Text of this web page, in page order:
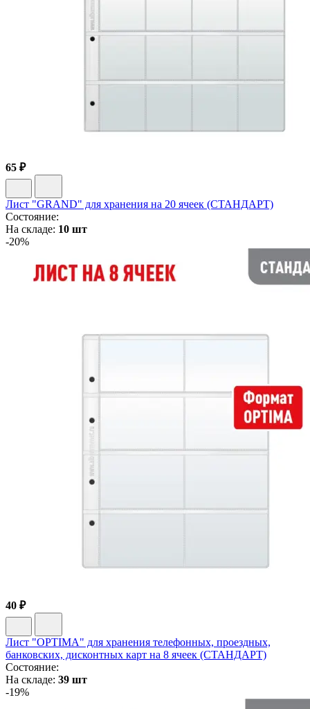
65 ₽
Лист "GRAND" для хранения на 20 ячеек (СТАНДАРТ)
Состояние:
На складе: 10 шт
-20%
40 ₽
Лист "OPTIMA" для хранения телефонных, проездных,
банковских, дисконтных карт на 8 ячеек (СТАНДАРТ)
Состояние:
На складе: 39 шт
-19%